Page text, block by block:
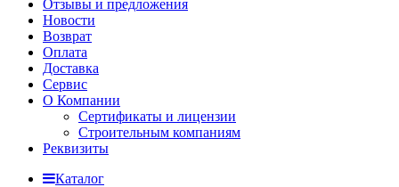
Отзывы и предложения
Новости
Возврат
Оплата
Доставка
Сервис
О Компании
Сертификаты и лицензии
Строительным компаниям
Реквизиты
Каталог